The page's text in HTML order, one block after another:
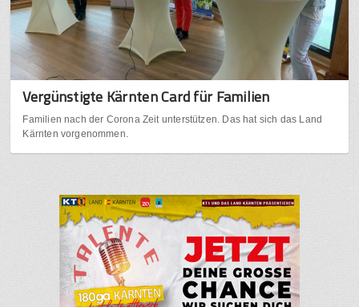
Vergünstigte Kärnten Card für Familien
Familien nach der Corona Zeit unterstützen. Das hat sich das Land
Kärnten vorgenommen.